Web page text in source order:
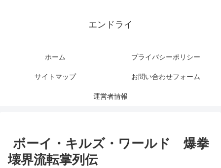
エンドライ
ホーム プライバシーポリシー
サイトマップ お問い合わせフォーム
運営者情報
ボーイ・キルズ・ワールド 爆拳
壊界流転掌列伝